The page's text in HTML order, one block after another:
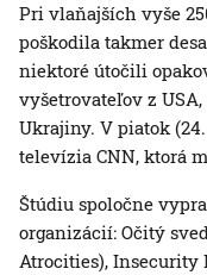
Pri vlaňajších vyše
poškodila takmer
niektoré útočili
vyšetrovateľov z
Ukrajiny. V piatok
televízia CNN, ktorá
Štúdiu spoločne
organizácií: Očitý
Atrocities),